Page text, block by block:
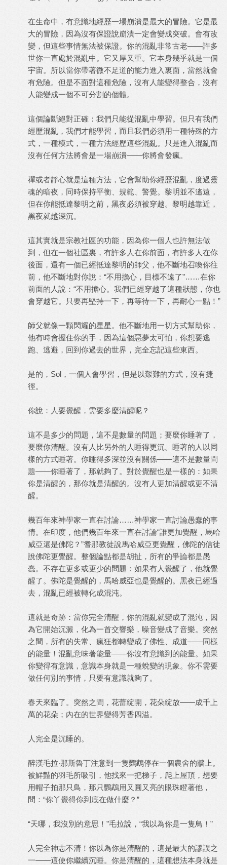
在生命中，有意識地經歷一場崩潰是最大的冒險。它是最
大的冒險，因為沒有保證說崩潰一定會變成突破。會有改
變，但這些事情無法被保證。你的混亂非常古老——許多
世你一直處於混亂中。它又厚又重。它本身幾乎就是一個
宇宙。所以當你帶著微不足道的能力進入裏面，當然就會
有危險。但是不面對這種危險，沒有人能變得整合，沒有
人能變成一個不可分割的個體。
這個論斷絕對正確：我們只能從混亂中學習。但只有我們
經歷混亂，我們才能學習，而且我們必須用一種特殊的方
式，一種模式，一種方法經歷這些混亂。只是進入混亂而
沒有任何方法將會是一場崩潰——你將會發瘋。
禪或者靜心就是這種方法，它會幫助你經歷混亂，度過靈
魂的暗夜，同時保持平衡、規範、警覺。黎明並不遙遠，
但在你能抵達黎明之前，黑夜必須被穿越。黎明越靠近，
黑夜就越深沉。
這其實就是宗教社區的功能，因為你一個人也許無法做
到，但在一個社區裏，有許多人在你前面，有許多人在你
後面，還有一個已經抵達黎明的師父，他不斷地召喚你往
前，他不斷地對你說：“不用擔心，目標不遠了”……在你
前面的人說：“不用擔心。我們已經穿越了這種狀態，你也
會穿越它。只要再堅持一下，再等待一下，再耐心一點！”
師父就像一顆閃耀的星星。他不斷地用一切方式幫助你，
他有時會握住你的手，因為這個惡夢太可怕，你想要逃
跑、逃避，回到你過去的世界，完全忘記這些東西。
是的，Sol，一個人會學習，但是以艱難的方式，沒有捷
徑。
你說：人要覺醒，需要多麼清醒呢？
這不是多少的問題，這不是數量的問題；要麼你睡著了，
要麼你清醒。沒有人比另外的人睡得更沉。睡著的人以同
樣的方式睡著。你睡得多深並沒有關係——這不是數量問
題——你睡著了，那就夠了。對於覺醒也是一樣的：如果
你是清醒的，那你就是清醒的。沒有人更加清醒或更不清
醒。
幾百年來神學家一直在討論……神學家一直討論愚蠢的事
情。在印度，他們幾百年來一直在討論“誰更加覺醒，馬哈
威亞還是佛陀？”耆那教徒說馬哈威亞更覺醒，佛陀的信徒
說佛陀更覺醒。整個論點都是胡扯，所有的爭論都是愚
蠢。不存在更多或更少的問題：如果有人覺醒了，他就覺
醒了。佛陀是覺醒的，馬哈威亞也是覺醒的。黑夜已經過
去，混亂已經被轉化成混沌。
這就是奇跡：當你完全清醒，你的混亂就變成了混沌，因
為它開始沉澱，化為一首交響樂，噪音變成了音樂。突然
之間，所有的失常、瘋狂都轉變成了佛性、成道——同樣
的能量！混亂意味著能量——你沒有意識到的能量。如果
你變得有意識，意識本身就是一種蛻變的現象。你不需要
做任何別的事情，只要有意識就夠了。
春天來臨了。突然之間，花蕾綻開，花朵綻放——成千上
萬的花朵；內在的世界變得芳香四溢。
人完全是沉睡的。
醉漢毛拉‧那斯魯丁注意到一隻鸚鵡停在一個農舍的牆上。
被鮮豔的羽毛所吸引，他找來一把梯子，爬上屋頂，想要
用帽子拍那只鳥，那只鸚鵡用又圓又亮的眼珠瞪著他，
問：“你丫覺得你到底在做什麼？”
“天哪，我沒別的意思！”毛拉說，“我以為你是一隻鳥！”
人完全神志不清！你以為你是清醒的，這是最大的謬誤之
一——這使你繼續沉睡。你是清醒的，這種想法本身就是